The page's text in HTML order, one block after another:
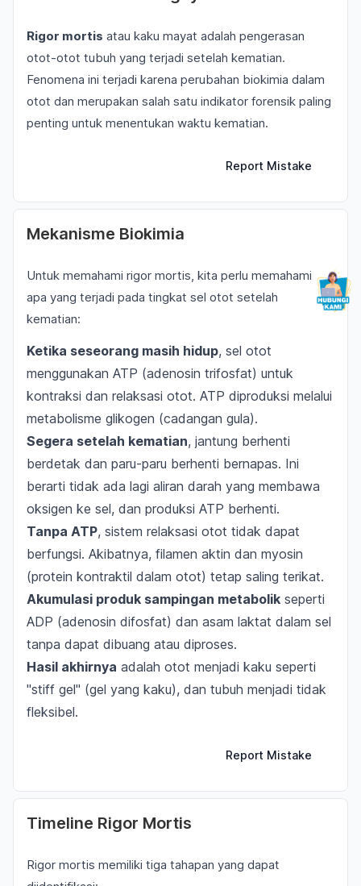
Rigor mortis atau kaku mayat adalah pengerasan
otot-otot tubuh yang terjadi setelah kematian.
Fenomena ini terjadi karena perubahan biokimia dalam
otot dan merupakan salah satu indikator forensik paling
penting untuk menentukan waktu kematian.
Report Mistake
Mekanisme Biokimia
Untuk memahami rigor mortis, kita perlu memahami
apa yang terjadi pada tingkat sel otot setelah
kematian:
Ketika seseorang masih hidup, sel otot
menggunakan ATP (adenosin trifosfat) untuk
kontraksi dan relaksasi otot. ATP diproduksi melalui
metabolisme glikogen (cadangan gula).
Segera setelah kematian, jantung berhenti
berdetak dan paru-paru berhenti bernapas. Ini
berarti tidak ada lagi aliran darah yang membawa
oksigen ke sel, dan produksi ATP berhenti.
Tanpa ATP, sistem relaksasi otot tidak dapat
berfungsi. Akibatnya, filamen aktin dan myosin
(protein kontraktil dalam otot) tetap saling terikat.
Akumulasi produk sampingan metabolik seperti
ADP (adenosin difosfat) dan asam laktat dalam sel
tanpa dapat dibuang atau diproses.
Hasil akhirnya adalah otot menjadi kaku seperti
"stiff gel" (gel yang kaku), dan tubuh menjadi tidak
fleksibel.
Report Mistake
Timeline Rigor Mortis
Rigor mortis memiliki tiga tahapan yang dapat